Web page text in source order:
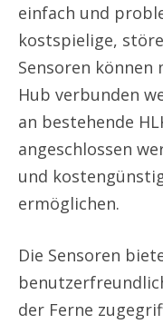
einfach und
kostspielige,
Sensoren
Hub verbunden
an bestehende
angeschlossen
und
ermöglichen.
Die Sensoren
der Ferne